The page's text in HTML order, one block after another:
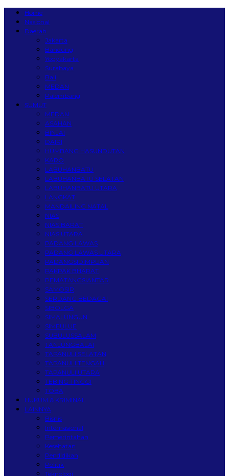
Home
Nasional
Daerah
Jakarta
Bandung
Yogyakarta
Surabaya
Bali
MEDAN
Palembang
SUMUT
MEDAN
ASAHAN
BINJAI
DAIRI
HUMBANG HASUNDUTAN
KARO
LABUHANBATU
LABUHANBATU SELATAN
LABUHANBATU UTARA
LANGKAT
MANDAILING NATAL
NIAS
NIAS BARAT
NIAS UTARA
PADANG LAWAS
PADANG LAWAS UTARA
PADANGSIDIMPUAN
PAKPAK BHARAT
PEMATANGSIANTAR
SAMOSIR
SERDANG BEDAGAI
SIBOLGA
SIMALUNGUN
SIMEULUE
SUBULUSSALAM
TANJUNGBALAI
TAPANULI SELATAN
TAPANULI TENGAH
TAPANULI UTARA
TEBING TINGGI
TOBA
HUKUM & KRIMINAL
LAINNYA
Bisnis
Internasional
Pemerintahan
Kesehatan
Pendidikan
Politik
Teknologi